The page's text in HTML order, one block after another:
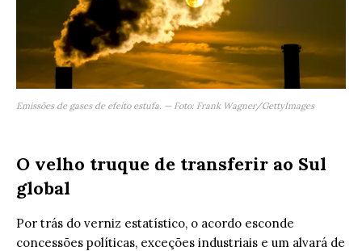
Emissões de gases de efeito estufa. — Foto: Frank Wagner/GettyImages
O velho truque de transferir ao Sul
global
Por trás do verniz estatístico, o acordo esconde
concessões políticas, exceções industriais e um alvará de